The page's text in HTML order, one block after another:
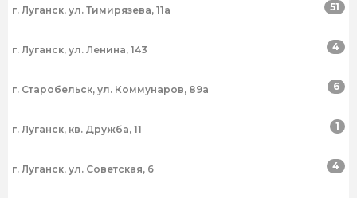
г. Луганск, ул. Тимирязева, 11а 51
г. Луганск, ул. Ленина, 143 4
г. Старобельск, ул. Коммунаров, 89а 6
г. Луганск, кв. Дружба, 11 1
г. Луганск, ул. Советская, 6 4